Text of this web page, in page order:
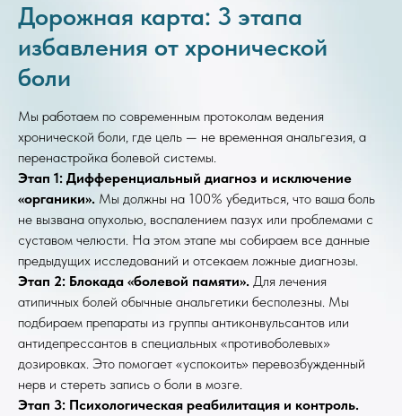
Дорожная карта: 3 этапа
избавления от хронической
боли
Мы работаем по современным протоколам ведения
хронической боли, где цель — не временная анальгезия, а
перенастройка болевой системы.
Этап 1: Дифференциальный диагноз и исключение
«органики». Мы должны на 100% убедиться, что ваша боль
не вызвана опухолью, воспалением пазух или проблемами с
суставом челюсти. На этом этапе мы собираем все данные
предыдущих исследований и отсекаем ложные диагнозы.
Этап 2: Блокада «болевой памяти». Для лечения
атипичных болей обычные анальгетики бесполезны. Мы
подбираем препараты из группы антиконвульсантов или
антидепрессантов в специальных «противоболевых»
дозировках. Это помогает «успокоить» перевозбужденный
нерв и стереть запись о боли в мозге.
Этап 3: Психологическая реабилитация и контроль.